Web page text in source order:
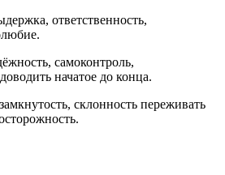
ответственность,
самоконтроль,
начатое до конца.
замкнутость, склонность переживать